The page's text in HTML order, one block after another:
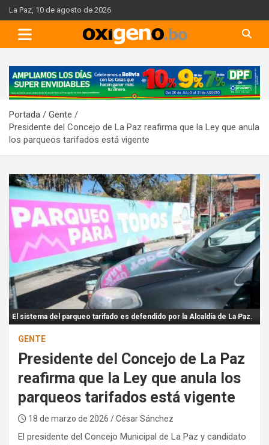
Skip
to
content
La Paz, 10 de agosto de 2026
A
d
e
r
t
s
e
m
e
n
t
:
Portada
Gente
Presidente del Concejo de La Paz reafirma que la Ley que anula
los parqueos tarifados está vigente
El sistema del parqueo tarifado es defendido por la Alcaldía de La Paz.
GENTE
Presidente del Concejo de La Paz
reafirma que la Ley que anula los
parqueos tarifados está vigente
18 de marzo de 2026 / César Sánchez
El presidente del Concejo Municipal de La Paz y candidato